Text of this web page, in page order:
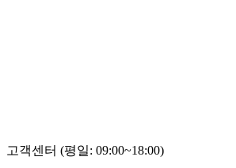
고객센터 (평일: 09:00~18:00)